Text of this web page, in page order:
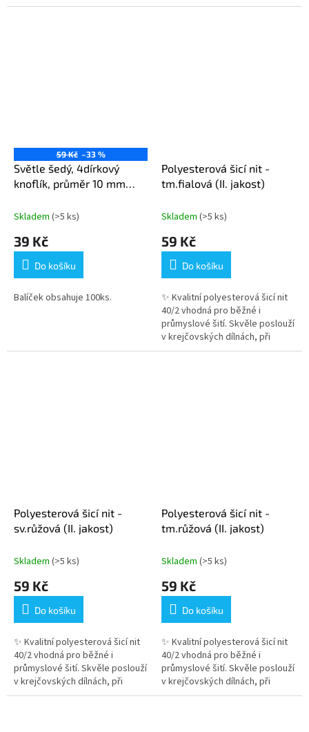
59 Kč –33 %
Světle šedý, 4dírkový
knoflík, průměr 10 mm
Skladem (>5 ks)
39 Kč
Do košíku
Balíček obsahuje 100ks.
Polyesterová šicí nit -
tm.fialová (II. jakost)
Skladem (>5 ks)
59 Kč
Do košíku
✨ Kvalitní polyesterová šicí nit
40/2 vhodná pro běžné i
průmyslové šití. Skvěle poslouží
v krejčovských dílnách, při
domácím šití i kreativním
Polyesterová šicí nit -
sv.růžová (II. jakost)
Skladem (>5 ks)
59 Kč
Do košíku
✨ Kvalitní polyesterová šicí nit
40/2 vhodná pro běžné i
průmyslové šití. Skvěle poslouží
v krejčovských dílnách, při
domácím šití i kreativním
Polyesterová šicí nit -
tm.růžová (II. jakost)
Skladem (>5 ks)
59 Kč
Do košíku
✨ Kvalitní polyesterová šicí nit
40/2 vhodná pro běžné i
průmyslové šití. Skvěle poslouží
v krejčovských dílnách, při
domácím šití i kreativním